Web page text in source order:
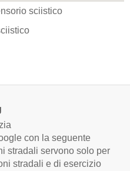
sciistico
con la seguente
stradali servono solo per
stradali e di esercizio